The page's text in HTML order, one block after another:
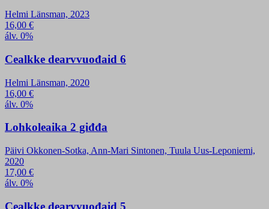
Helmi Länsman, 2023
16,00 €
álv. 0%
Cealkke dearvvuođaid 6
Helmi Länsman, 2020
16,00 €
álv. 0%
Lohkoleaika 2 giđđa
Päivi Okkonen-Sotka, Ann-Mari Sintonen, Tuula Uus-Leponiemi,
2020
17,00 €
álv. 0%
Cealkke dearvvuođaid 5